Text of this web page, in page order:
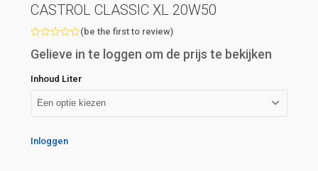
CASTROL CLASSIC XL 20W50
met
5
(be the first to review)
Gelieve in te loggen om de prijs te bekijken
Inhoud Liter
Inloggen